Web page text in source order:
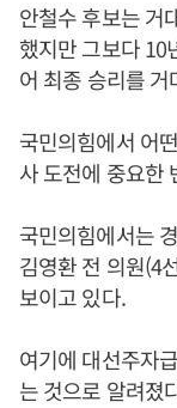
안철수 후보는 거
했지만 그보다 10
어 최종 승리를 거
국민의힘에서 어
사 도전에 중요한
국민의힘에서는
김영환 전 의원(4
보이고 있다.
여기에 대선주자
는 것으로 알려졌